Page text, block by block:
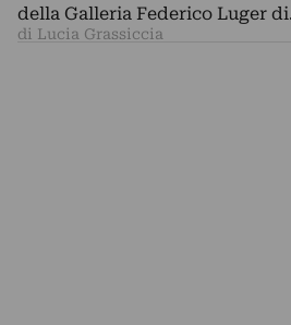
della Galleria Federico Luger
di Lucia Grassiccia